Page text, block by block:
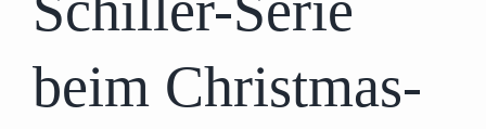
beim Christmas-